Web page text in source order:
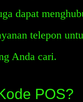
dapat
telepon
Anda cari.
POS?